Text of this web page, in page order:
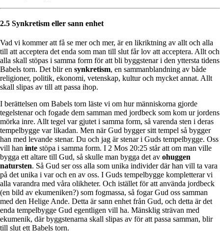
2.5 Synkretism eller sann enhet
Vad vi kommer att få se mer och mer, är en likriktning av allt och alla
till att acceptera det enda som man till slut får lov att acceptera. Allt och
alla skall stöpas i samma form för att bli byggstenar i den yttersta tidens
Babels torn. Det blir en synkretism, en sammanblandning av både
religioner, politik, ekonomi, vetenskap, kultur och mycket annat. Allt
skall slipas av till att passa ihop.
I berättelsen om Babels torn läste vi om hur människorna gjorde
tegelstenar och fogade dem samman med jordbeck som kom ur jordens
mörka inre. Allt tegel var gjutet i samma form, så varenda sten i deras
tempelbygge var likadan. Men när Gud bygger sitt tempel så bygger
han med levande stenar. Du och jag är stenar i Guds tempelbygge. Oss
vill han inte stöpa i samma form. I 2 Mos 20:25 står att om man ville
bygga ett altare till Gud, så skulle man bygga det av ohuggen
natursten. Så Gud ser oss alla som unika individer där han vill ta vara
på det unika i var och en av oss. I Guds tempelbygge kompletterar vi
alla varandra med våra olikheter. Och istället för att använda jordbeck
(en bild av ekumeniken?) som fogmassa, så fogar Gud oss samman
med den Helige Ande. Detta är sann enhet från Gud, och detta är det
enda tempelbygge Gud egentligen vill ha. Mänsklig strävan med
ekumenik, där byggstenarna skall slipas av för att passa samman, blir
till slut ett Babels torn.